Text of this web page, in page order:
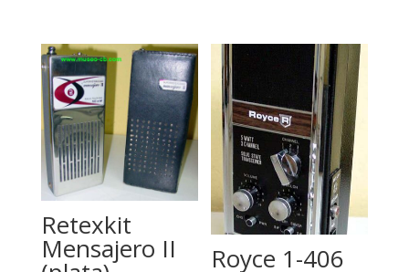
Retexkit
Mensajero II Royce 1-406